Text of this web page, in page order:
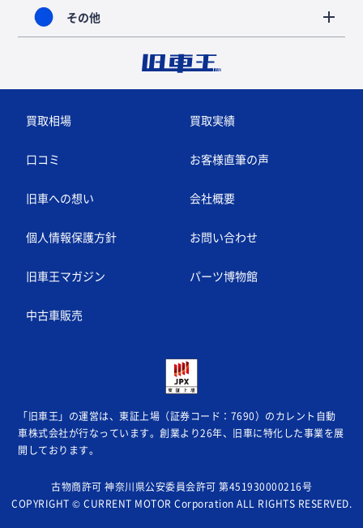
その他
買取相場 買取実績
口コミ お客様直筆の声
旧車への想い 会社概要
個人情報保護方針 お問い合わせ
旧車王マガジン パーツ博物館
中古車販売
「旧車王」の運営は、東証上場（証券コード：7690）のカレント自動
車株式会社が行なっています。創業より26年、旧車に特化した事業を展
開しております。
古物商許可 神奈川県公安委員会許可 第451930000216号
COPYRIGHT © CURRENT MOTOR Corporation ALL RIGHTS RESERVED.